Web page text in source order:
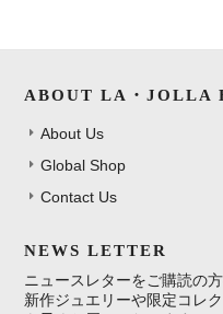
ABOUT LA・JOLLA
About Us
Global Shop
Contact Us
NEWS LETTER
ニュースレターをご購読の
新作ジュエリーや限定コレ